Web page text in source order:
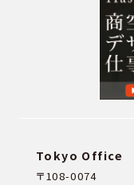
Tokyo Office
〒108-0074